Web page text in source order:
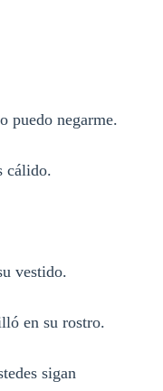
puedo negarme.
cálido.
vestido.
en su rostro.
sigan